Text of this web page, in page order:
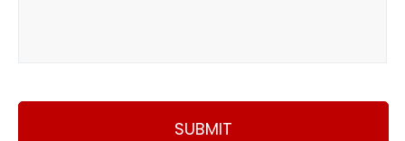
SUBMIT